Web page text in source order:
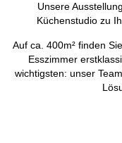
Unsere
Küchenstudio zu
Auf ca. 400m² finden
Esszimmer
wichtigsten: unser